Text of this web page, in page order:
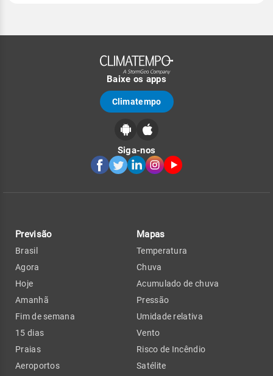
Baixe os apps
Climatempo
Siga-nos
Previsão
Brasil
Agora
Hoje
Amanhã
Fim de semana
15 dias
Praias
Aeroportos
Mapas
Temperatura
Chuva
Acumulado de chuva
Pressão
Umidade relativa
Vento
Risco de Incêndio
Satélite